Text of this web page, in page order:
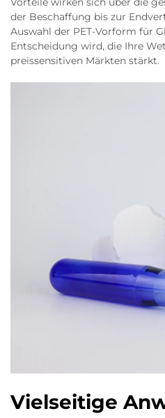
der Beschaffung bis zur
Auswahl der PET-Vorform für
Entscheidung wird, die Ihre
preissensitiven Märkten stärkt.
Vielseitige